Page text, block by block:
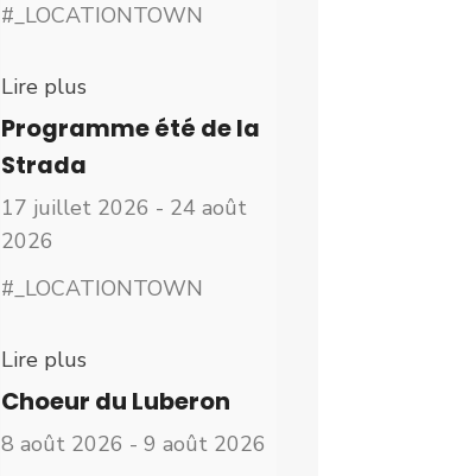
#_LOCATIONTOWN
Lire plus
Programme été de la
Strada
17 juillet 2026 - 24 août
2026
#_LOCATIONTOWN
Lire plus
Choeur du Luberon
8 août 2026 - 9 août 2026